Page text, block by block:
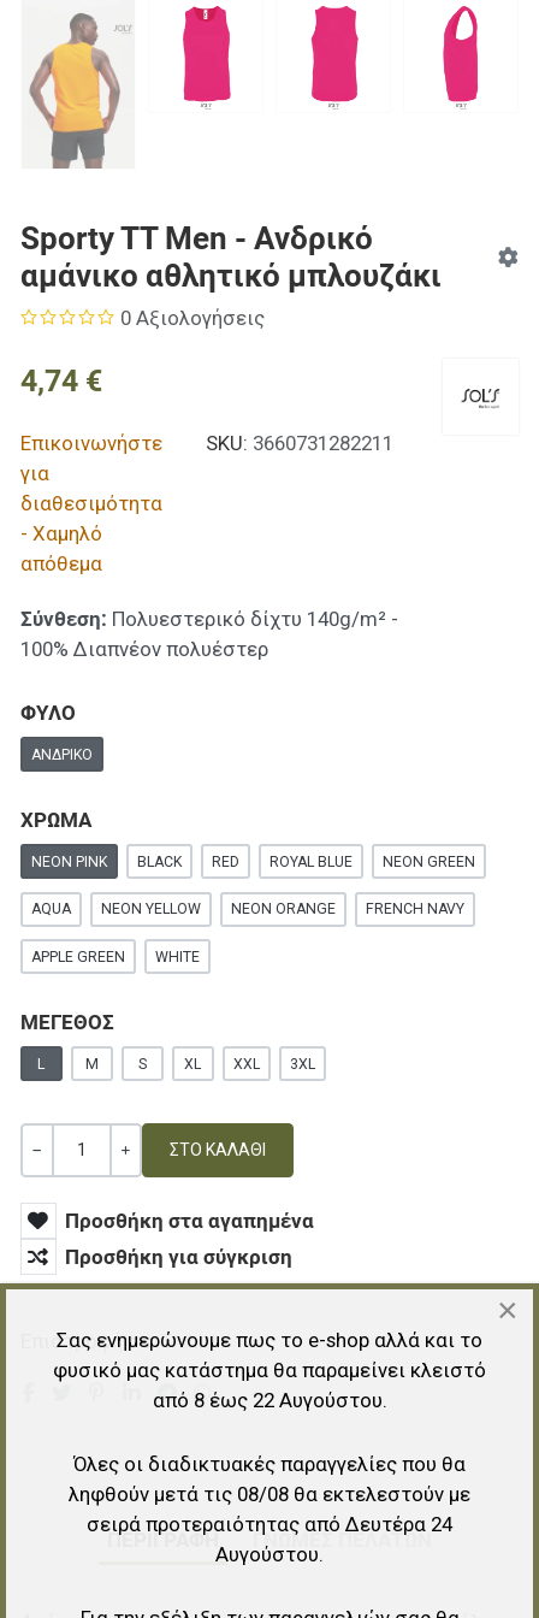
Sporty TT Men - Ανδρικό
αμάνικο αθλητικό μπλουζάκι
0 Αξιολογήσεις
4,74 €
Επικοινωνήστε
για
διαθεσιμότητα
- Χαμηλό
απόθεμα
SKU: 3660731282211
Σύνθεση: Πολυεστερικό δίχτυ 140g/m² -
100% Διαπνέον πολυέστερ
ΦΥΛΟ
ΑΝΔΡΙΚΌ
ΧΡΩΜΑ
NEON PINK BLACK RED ROYAL BLUE NEON GREEN
AQUA NEON YELLOW NEON ORANGE FRENCH NAVY
APPLE GREEN WHITE
ΜΕΓΕΘΟΣ
L M S XL XXL 3XL
Ποσότητα
Προσθήκη στα αγαπημένα
Προσθήκη για σύγκριση
Επιστροφή σε:T-shirt
ΠΕΡΙΓΡΑΦΉ ΓΝΏΜΕΣ ΠΕΛΑΤΏΝ
×
Σας ενημερώνουμε πως το e-shop αλλά και το
φυσικό μας κατάστημα θα παραμείνει κλειστό
από 8 έως 22 Αυγούστου.
Όλες οι διαδικτυακές παραγγελίες που θα
ληφθούν μετά τις 08/08 θα εκτελεστούν με
σειρά προτεραιότητας από Δευτέρα 24
Αυγούστου.